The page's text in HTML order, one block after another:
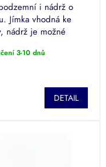
i nádrž o
Jímka vhodná ke
nádrž je možné
3-10 dnů
DETAIL